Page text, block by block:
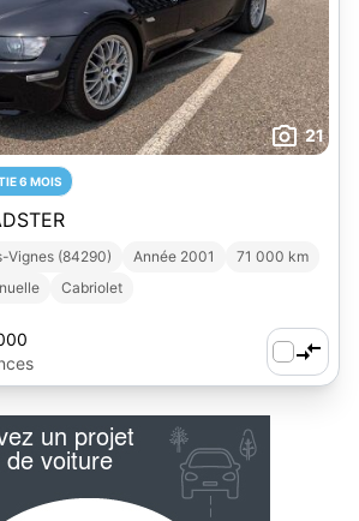
21
6 MOIS
Vignes (84290) Année 2001
71 000 km
Cabriolet